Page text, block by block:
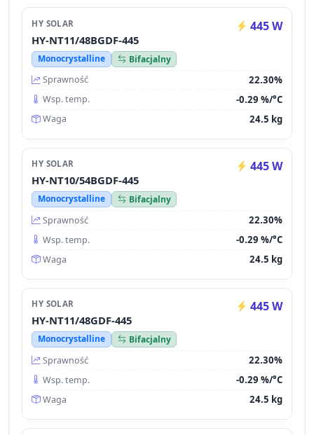
HY SOLAR 445 W
HY-NT11/48BGDF-445
Monocrystalline
Bifacjalny
Sprawność
22.30%
Wsp. temp. -0.29 %/°C
Waga 24.5 kg
HY SOLAR 445 W
HY-NT10/54BGDF-445
Monocrystalline
Bifacjalny
Sprawność
22.30%
Wsp. temp. -0.29 %/°C
Waga 24.5 kg
HY SOLAR 445 W
HY-NT11/48GDF-445
Monocrystalline
Bifacjalny
Sprawność
22.30%
Wsp. temp. -0.29 %/°C
Waga 24.5 kg